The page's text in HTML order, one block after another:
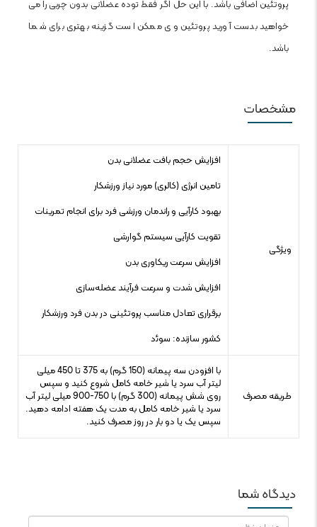
پروتئین اضافی باشد. با این حل اگر فقط توده عضلانی بدون چربی را می
خواهید بدست آورید پروتئین وی ممکن است گزینه بهتری برای شما
باشد.
مشخصات
ویژگی
افزایش حجم بافت عضلانی بدن
تامین انرژی (کالری) مورد نیاز ورزشکار
بهبود کارآیی و راندمان ورزشی فرد برای انجام تمرینات
تقویت کارآیی سیستم گوارشی
افزایش سرعت ریکاوری بدن
افزایش شدت و سرعت فرآیند عضله‌سازی
برقراری تعادل مناسب پروتئینی در بدن فرد ورزشکار
کشور سازنده: سوﺋد
طریقه مصرف
با افزودن سه پیمانه (150 گرم) به 375 تا 450 میلی
لیتر آب سرد یا شیر خامه کامل شروع کنید و سپس
روی شش پیمانه (300 گرم) با 750-900 میلی لیتر آب
سرد یا شیر خامه کامل به مدت یک هفته ادامه دهید.
سپس یک یا دو بار در روز مصرف کنید.
دیدگاه شما